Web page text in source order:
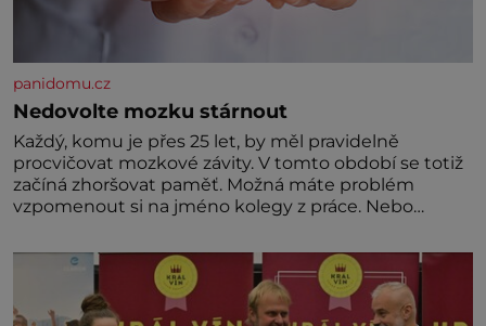
panidomu.cz
Nedovolte mozku stárnout
Každý, komu je přes 25 let, by měl pravidelně
procvičovat mozkové závity. V tomto období se totiž
začíná zhoršovat paměť. Možná máte problém
vzpomenout si na jméno kolegy z práce. Nebo
nedávno přečetli. Je to opravdu tak, s věkem jako
kdyby se paměť rozhodla stávkovat. Cvičte